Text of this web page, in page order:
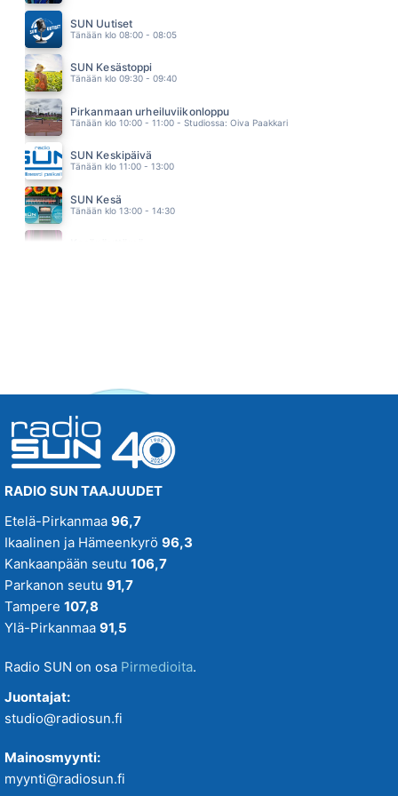
TOPI SORSAKOSKI JA AGENTS
17.26
SUN Uutiset
Tänään klo 08:00 - 08:05
SUN Kesästoppi
Tänään klo 09:30 - 09:40
Pirkanmaan urheiluviikonloppu
Tänään klo 10:00 - 11:00 - Studiossa: Oiva Paakkari
SUN Keskipäivä
Tänään klo 11:00 - 13:00
SUN Kesä
Tänään klo 13:00 - 14:30
RADIO SUN TAAJUUDET
Etelä-Pirkanmaa 96,7
Ikaalinen ja Hämeenkyrö 96,3
Kankaanpään seutu 106,7
Parkanon seutu 91,7
Tampere 107,8
Ylä-Pirkanmaa 91,5
Radio SUN on osa Pirmedioita.
Juontajat:
studio@radiosun.fi
Mainosmyynti:
myynti@radiosun.fi